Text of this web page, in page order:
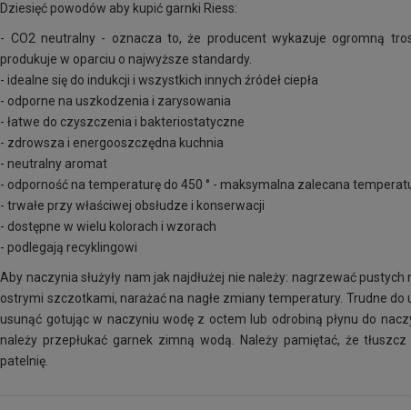
Dziesięć powodów aby kupić garnki Riess:
- CO2 neutralny - oznacza to, że producent wykazuje ogromną
produkuje w oparciu o najwyższe standardy.
- idealne się do indukcji i wszystkich innych źródeł ciepła
- odporne na uszkodzenia i zarysowania
- łatwe do czyszczenia i bakteriostatyczne
- zdrowsza i energooszczędna kuchnia
- neutralny aromat
- odporność na temperaturę do 450 ° - maksymalna zalecana
- trwałe przy właściwej obsłudze i konserwacji
- dostępne w wielu kolorach i wzorach
- podlegają recyklingowi
Aby naczynia służyły nam jak najdłużej nie należy: nagrzewać
ostrymi szczotkami, narażać na nagłe zmiany temperatury. Trudne do
usunąć gotując w naczyniu wodę z octem lub odrobiną płynu do
należy przepłukać garnek zimną wodą. Należy pamiętać, że
patelnię.